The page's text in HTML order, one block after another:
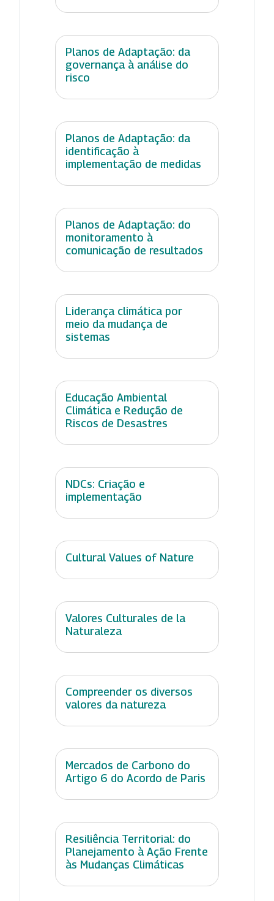
Planos de Adaptação: da
governança à análise do
risco
Planos de Adaptação: da
identificação à
implementação de medidas
Planos de Adaptação: do
monitoramento à
comunicação de resultados
Liderança climática por
meio da mudança de
sistemas
Educação Ambiental
Climática e Redução de
Riscos de Desastres
NDCs: Criação e
implementação
Cultural Values of Nature
Valores Culturales de la
Naturaleza
Compreender os diversos
valores da natureza
Mercados de Carbono do
Artigo 6 do Acordo de Paris
Resiliência Territorial: do
Planejamento à Ação Frente
às Mudanças Climáticas